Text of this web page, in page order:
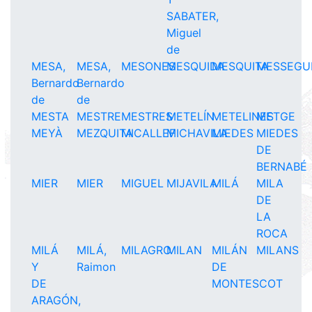
SABATER,
Miguel
de
MESA,
Bernardo
de
MESA,
Bernardo
de
MESONESMESQUIDAMESQUITA
MESTA MESTREMESTRESMETELÍNMETELINESMETGE
MEYÀ
MEZQUITAMICALLEFMICHAVILAMIEDES MIEDES
DE
BERNABÉ
MIER
MIER MIGUEL MIJAVILAMILÁ
MILA
DE
LA
ROCA
MILÁ
Y
DE
ARAGÓN,
MILÁ,
Raimon
MILAGROMILAN
MILÁN
DE
MONTESCOT
MILANS